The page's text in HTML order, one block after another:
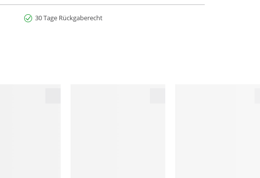
30 Tage Rückgaberecht